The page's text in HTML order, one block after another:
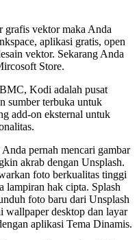
grafis vektor maka Anda
aplikasi gratis, open
vektor. Sekarang Anda
Store.
Kodi adalah pusat
sumber terbuka untuk
add-on eksternal untuk
Anda pernah mencari gambar
akrab dengan Unsplash.
foto berkualitas tinggi
lampiran hak cipta. Splash
foto baru dari Unsplash
wallpaper desktop dan layar
aplikasi Tema Dinamis.